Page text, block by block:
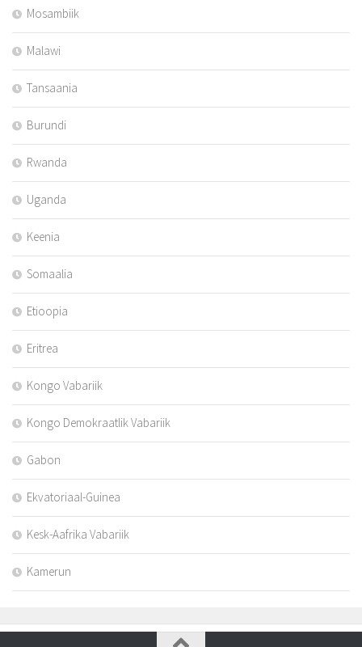
Mosambiik
Malawi
Tansaania
Burundi
Rwanda
Uganda
Keenia
Somaalia
Etioopia
Eritrea
Kongo Vabariik
Kongo Demokraatlik Vabariik
Gabon
Ekvatoriaal-Guinea
Kesk-Aafrika Vabariik
Kamerun